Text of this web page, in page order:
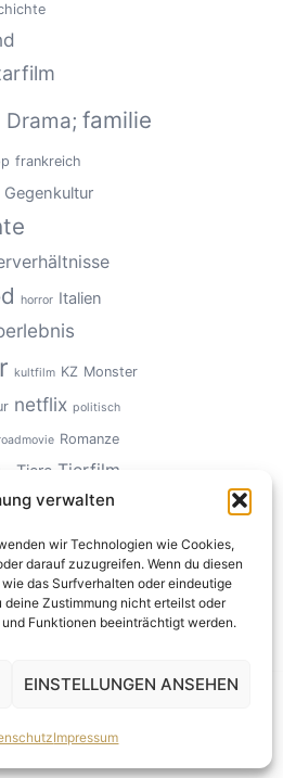
verwalten
wir Technologien wie Cookies,
darauf zuzugreifen. Wenn du diesen
das Surfverhalten oder eindeutige
deine Zustimmung nicht erteilst oder
Funktionen beeinträchtigt werden.
EINSTELLUNGEN ANSEHEN
Impressum
Drama; familie
frankreich
Gegenkultur
horror Italien
kultfilm KZ Monster
netflix politisch
Romanze
Tiere Tierfilm
Zeitgeschichte